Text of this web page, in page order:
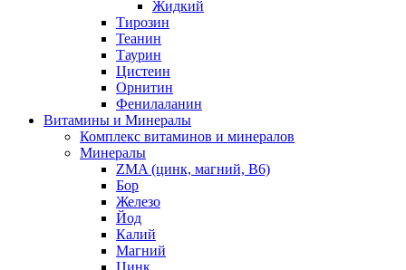
Жидкий
Тирозин
Теанин
Таурин
Цистеин
Орнитин
Фенилаланин
Витамины и Минералы
Комплекс витаминов и минералов
Минералы
ZMA (цинк, магний, В6)
Бор
Железо
Йод
Калий
Магний